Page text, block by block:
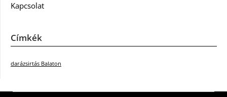
Kapcsolat
Címkék
darázsirtás Balaton